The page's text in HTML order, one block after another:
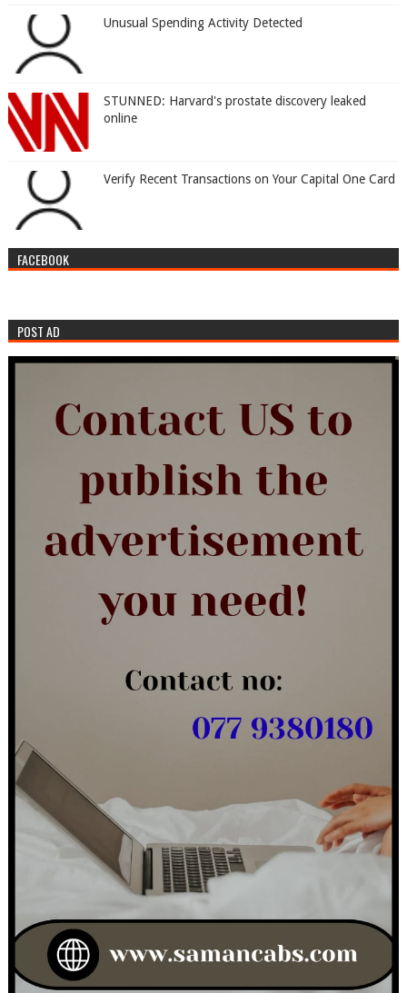
Unusual Spending Activity Detected
STUNNED: Harvard's prostate discovery leaked
online
Verify Recent Transactions on Your Capital One Card
FACEBOOK
POST AD